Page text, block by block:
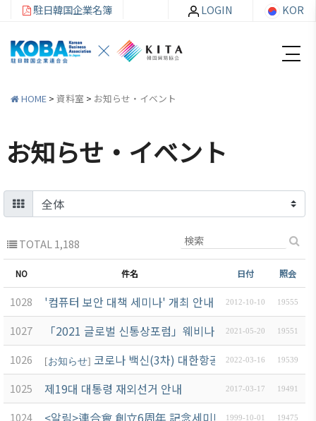
韓
介
ご挨
拶
設立
目的/
沿革
主要
事業
会員
韓企連
会員加
入
会員権
利·義務
·特典
会員社
検索/リ
会
動
分科委
員会
クラブ
（同好
会）
会員社
動靜
お知ら
せ・イ
ベント
貿易通
商情報
セミナ
ー
イベン
ト写真
駐日韓国企業名簿 KOR
LOGIN
HOME > 資料室 > お知らせ・イベント
お知らせ・イベント
TOTAL 1,188
NO 件名 日付 照会
1028 '컴퓨터 보안 대책 세미나' 개최 안내 2012-10-10 19555
1027 「2021 글로벌 신통상포럼」웨비나 참가 안내
2021-05-20 19551
1026 [お知らせ] 코로나 백신(3차) 대한항공 職域接種 3/25, 3/
2022-03-16 19539
1025 제19대 대통령 재외선거 안내 2017-03-17 19491
1024 <알림>連合會 創立6周年 記念세미나 參加案內
1999-10-01 19475